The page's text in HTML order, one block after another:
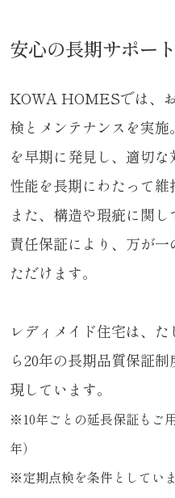
安心の長期サポー
KOWA HOMESでは、
検とメンテナンスを実
を早期に発見し、適切
性能を長期にわたって維
また、構造や瑕疵に関
責任保証により、万が
ただけます。
レディメイド住宅は、
ら20年の長期品質保証
現しています。
※10年ごとの延長保証もご
年）
※定期点検を条件としていま